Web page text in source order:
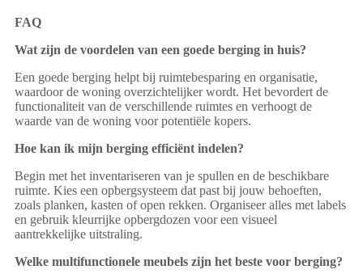
FAQ
Wat zijn de voordelen van een goede berging in huis?
Een goede berging helpt bij ruimtebesparing en organisatie,
waardoor de woning overzichtelijker wordt. Het bevordert de
functionaliteit van de verschillende ruimtes en verhoogt de
waarde van de woning voor potentiële kopers.
Hoe kan ik mijn berging efficiënt indelen?
Begin met het inventariseren van je spullen en de beschikbare
ruimte. Kies een opbergsysteem dat past bij jouw behoeften,
zoals planken, kasten of open rekken. Organiseer alles met labels
en gebruik kleurrijke opbergdozen voor een visueel
aantrekkelijke uitstraling.
Welke multifunctionele meubels zijn het beste voor berging?